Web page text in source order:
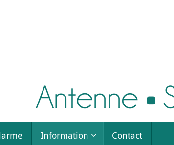
Information Contact